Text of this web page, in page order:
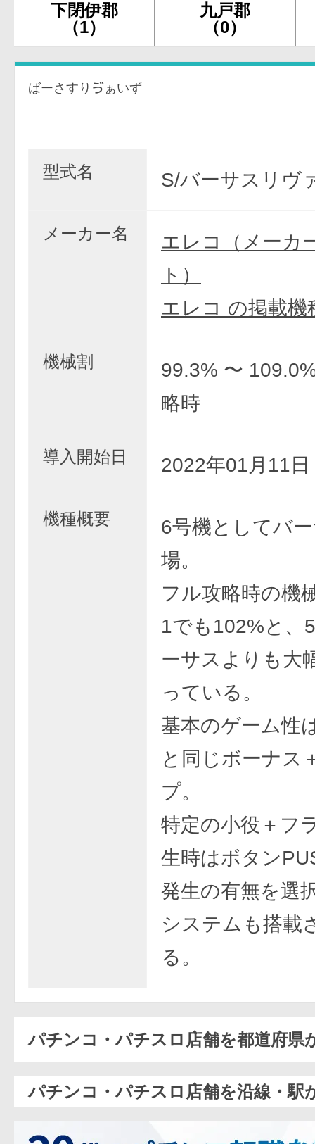
下閉伊郡
（1）
九戸郡
（0）
ばーさすりゔぁいず
型式名 S/バーサスリヴ
メーカー名
エレコ（メーカ
ト）
エレコ の掲載機
機械割
99.3% 〜
略時
導入開始日 2022年01月11日
機種概要
6号機としてバ
場。
フル攻略時の機
1でも102%と、
ーサスよりも大
っている。
基本のゲーム性
と同じボーナス
プ。
特定の小役＋フ
生時はボタン
発生の有無を選
システムも搭載
る。
パチンコ・パチスロ店舗を都道府県
パチンコ・パチスロ店舗を沿線・駅